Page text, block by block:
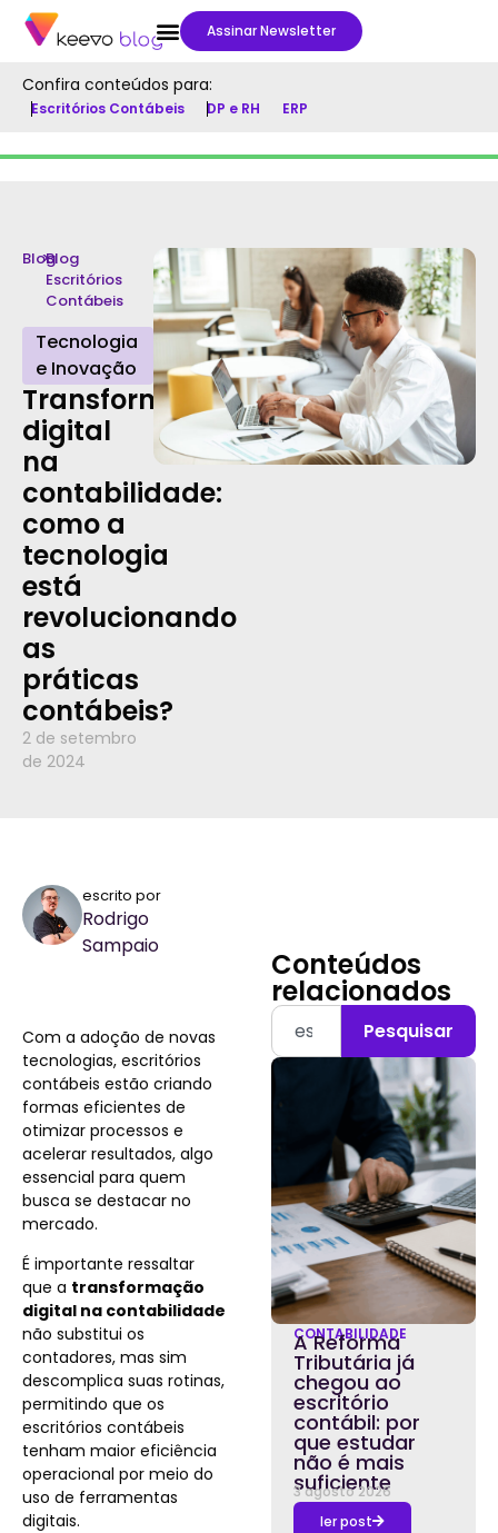
Assinar Newsletter
Confira conteúdos para:
Escritórios Contábeis DP e RH ERP
Blog
>Blog
Escritórios
Contábeis
Tecnologia
e Inovação
Transformação
digital
na
contabilidade:
como a
tecnologia
está
revolucionando
as
práticas
contábeis?
2 de setembro
de 2024
escrito por
Rodrigo
Sampaio
Com a adoção de novas
tecnologias, escritórios
contábeis estão criando
formas eficientes de
otimizar processos e
acelerar resultados, algo
essencial para quem
busca se destacar no
mercado.
É importante ressaltar
que a transformação
digital na contabilidade
não substitui os
contadores, mas sim
descomplica suas rotinas,
permitindo que os
escritórios contábeis
tenham maior eficiência
operacional por meio do
uso de ferramentas
digitais.
Conteúdos
relacionados
Pesquisar
CONTABILIDADE
A Reforma
Tributária já
chegou ao
escritório
contábil: por
que estudar
não é mais
suficiente
3 agosto 2026
ler post